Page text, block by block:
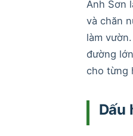
Anh Sơn
và chăn
làm
đường
cho từng
Dấu